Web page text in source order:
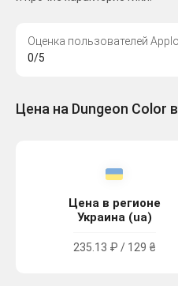
Оценка пользователей
0/5
Цена на Dungeon Color
Цена в регионе
Украина (ua)
235.13 ₽ / 129 ₴